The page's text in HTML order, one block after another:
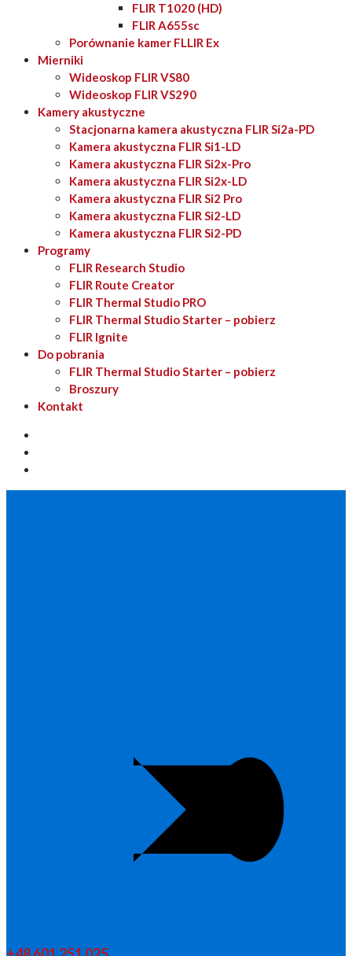
FLIR T1020 (HD)
FLIR A655sc
Porównanie kamer FLLIR Ex
Mierniki
Wideoskop FLIR VS80
Wideoskop FLIR VS290
Kamery akustyczne
Stacjonarna kamera akustyczna FLIR Si2a-PD
Kamera akustyczna FLIR Si1-LD
Kamera akustyczna FLIR Si2x-Pro
Kamera akustyczna FLIR Si2x-LD
Kamera akustyczna FLIR Si2 Pro
Kamera akustyczna FLIR Si2-LD
Kamera akustyczna FLIR Si2-PD
Programy
FLIR Research Studio
FLIR Route Creator
FLIR Thermal Studio PRO
FLIR Thermal Studio Starter – pobierz
FLIR Ignite
Do pobrania
FLIR Thermal Studio Starter – pobierz
Broszury
Kontakt